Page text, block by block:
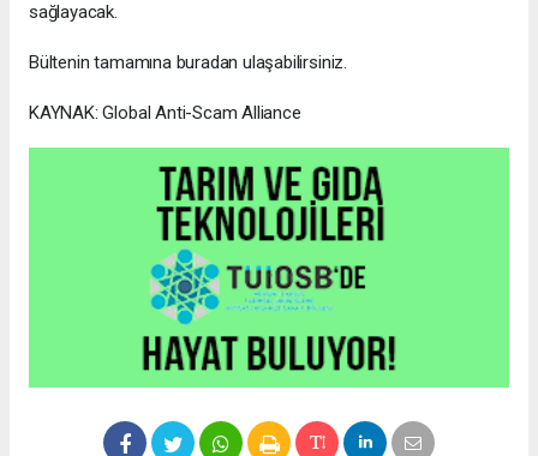
sağlayacak.
Bültenin tamamına buradan ulaşabilirsiniz.
KAYNAK: Global Anti-Scam Alliance